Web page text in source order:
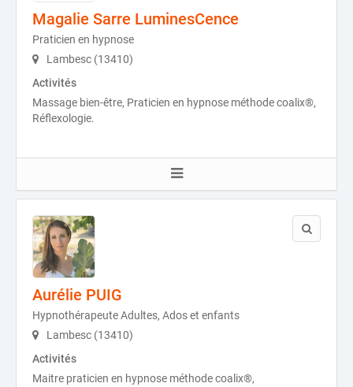
Magalie Sarre LuminesCence
Praticien en hypnose
Lambesc (13410)
Activités
Massage bien-être, Praticien en hypnose méthode coalix®,
Réflexologie.
Aurélie PUIG
Hypnothérapeute Adultes, Ados et enfants
Lambesc (13410)
Activités
Maitre praticien en hypnose méthode coalix®,